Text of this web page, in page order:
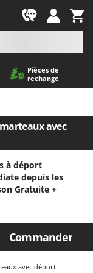
Pièces de
rechange
autoportés
tracteur
avec
à déport
depuis les
Gratuite +
Commander
avec déport